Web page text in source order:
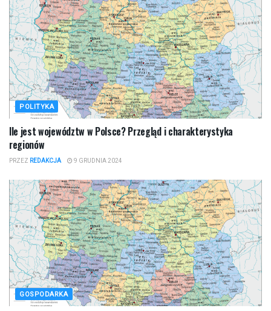
POLITYKA
Ile jest województw w Polsce? Przegląd i charakterystyka
regionów
PRZEZ REDAKCJA 9 GRUDNIA 2024
GOSPODARKA